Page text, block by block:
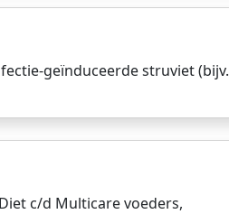
geïnduceerde struviet (bijv.
c/d Multicare voeders,